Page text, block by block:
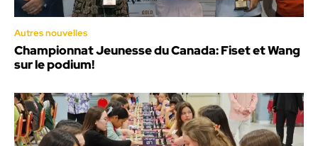
Autres nouvelles
Championnat Jeunesse du Canada: Fiset et Wang
sur le podium!